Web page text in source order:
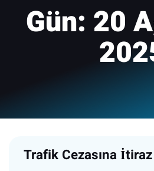
Gün: 20
Trafik Cezasına